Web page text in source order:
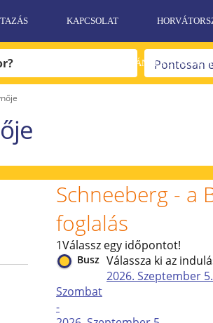
KAPCSOLAT
AJÁNDÉKUTALVÁNY
Schneeberg - a
foglalás
1Válassz egy időpontot!
Busz Válassza ki az
2026. Szeptember 5.
Szombat
-